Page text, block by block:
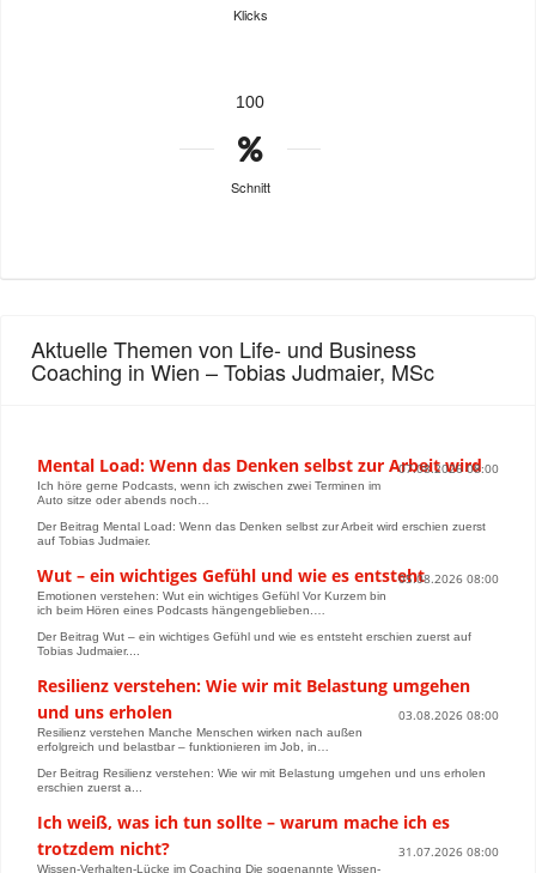
Klicks
100
Schnitt
Aktuelle Themen von Life- und Business
Coaching in Wien – Tobias Judmaier, MSc
Mental Load: Wenn das Denken selbst zur Arbeit wird
07.08.2026 08:00
Ich höre gerne Podcasts, wenn ich zwischen zwei Terminen im
Auto sitze oder abends noch…
Der Beitrag Mental Load: Wenn das Denken selbst zur Arbeit wird erschien zuerst
auf Tobias Judmaier.
Wut – ein wichtiges Gefühl und wie es entsteht05.08.2026 08:00
Emotionen verstehen: Wut ein wichtiges Gefühl Vor Kurzem bin
ich beim Hören eines Podcasts hängengeblieben.…
Der Beitrag Wut – ein wichtiges Gefühl und wie es entsteht erschien zuerst auf
Tobias Judmaier....
Resilienz verstehen: Wie wir mit Belastung umgehen
und uns erholen
03.08.2026 08:00
Resilienz verstehen Manche Menschen wirken nach außen
erfolgreich und belastbar – funktionieren im Job, in…
Der Beitrag Resilienz verstehen: Wie wir mit Belastung umgehen und uns erholen
erschien zuerst a...
Ich weiß, was ich tun sollte – warum mache ich es
trotzdem nicht?
31.07.2026 08:00
Wissen-Verhalten-Lücke im Coaching Die sogenannte Wissen-